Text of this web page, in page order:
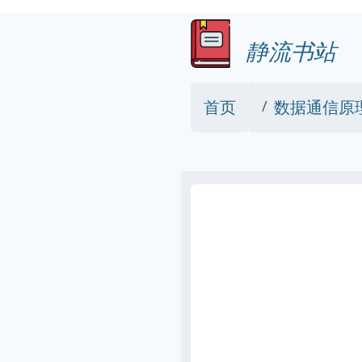
静流书站
首页 数据通信原